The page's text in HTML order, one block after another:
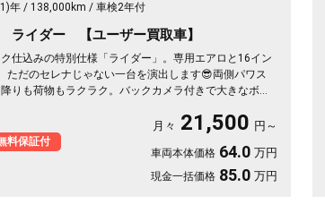
年 138,000km 車検2年付
ライダー 【ユーザー買取車】
仕込みの特別仕様「ライダー」。専用エアロと16イン
ただのセレナじゃない一台を演出します😎両側パワス
りも荷物もラクラク。バックカメラ付きで大きなボデ
強い味方。仲間との遠出も、休日の趣味も、これ一台
増です🎵月々21500〜で手が届く特別グレード。走り
遠しくなる、《1年保証付》👑
料保証付
月々 21,500 円～
車両本体価格 64.0 万円
現金一括価格 85.0 万円